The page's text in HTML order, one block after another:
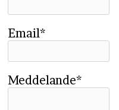
Email*
Meddelande*